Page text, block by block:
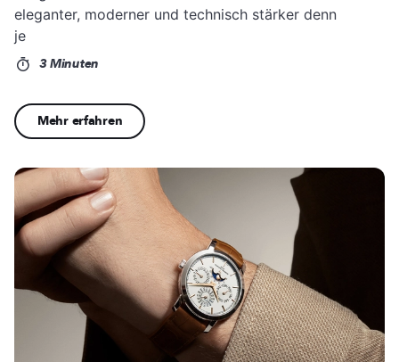
eleganter, moderner und technisch stärker denn
je
3 Minuten
Mehr erfahren